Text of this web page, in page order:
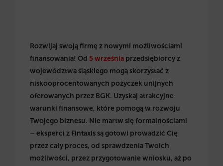
Rozwijaj swoją firmę z nowymi możliwościami
finansowania! Od 5 września przedsiębiorcy z
województwa śląskiego mogą skorzystać z
niskooprocentowanych pożyczek unijnych
oferowanych przez BGK. Uzyskaj atrakcyjne
warunki finansowe, które pomogą w rozwoju
Twojego biznesu. Nie martw się formalnościami
– eksperci z Fintaxis są gotowi prowadzić Cię
przez cały proces, od sprawdzenia Twoich
możliwości, przez przygotowanie wniosku, aż po